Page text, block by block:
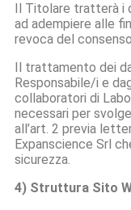
Il Titolare tratterà i
ad adempiere alle
revoca del
Il trattamento dei
Responsabile/i e
collaboratori di
necessari per
all’art. 2 previa
Expanscience Srl
sicurezza.
4) Struttura Sito